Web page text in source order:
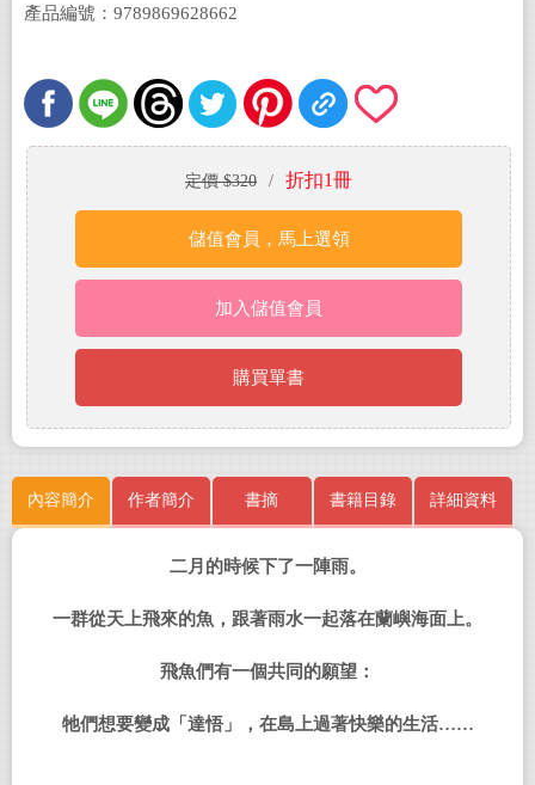
產品編號：9789869628662
定價 $320 / 折扣1冊
儲值會員，馬上選領
加入儲值會員
購買單書
內容簡介 作者簡介 書摘 書籍目錄 詳細資料
二月的時候下了一陣雨。
一群從天上飛來的魚，跟著雨水一起落在蘭嶼海面上。
飛魚們有一個共同的願望：
牠們想要變成「達悟」，在島上過著快樂的生活……